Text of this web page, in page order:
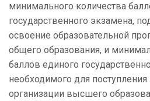
минимального количества
государственного экзамена,
освоение образовательной
общего образования, и
баллов единого
необходимого для
организации высшего